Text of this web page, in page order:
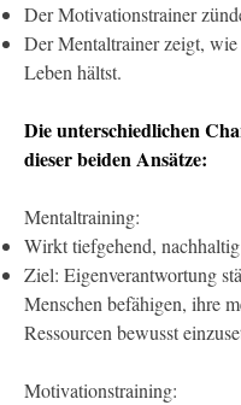
Der Motivationstrainer
Der Mentaltrainer zeigt, wie
Leben hältst.
Die unterschiedlichen
dieser beiden Ansätze:
Mentaltraining:
Wirkt tiefgehend,
Ziel: Eigenverantwortung
Menschen befähigen, ihre
Ressourcen bewusst
Motivationstraining: